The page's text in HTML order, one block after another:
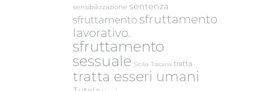
sensibilizzazione sentenza
sfruttamento sfruttamento
lavorativo.
sfruttamento
sessuale Sicilia Toscana tratta
tratta esseri umani